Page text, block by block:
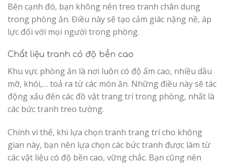
Bên cạnh đó, bạn không nên treo tranh chân dung
trong phòng ăn. Điều này sẽ tạo cảm giác nặng nề, áp
lực đối với mọi người trong phòng.
Chất liệu tranh có độ bền cao
Khu vực phòng ăn là nơi luôn có độ ẩm cao, nhiều dầu
mỡ, khói,… toả ra từ các món ăn. Những điều này sẽ tác
động xấu đến các đồ vật trang trí trong phòng, nhất là
các bức tranh treo tường.
Chính vì thế, khi lựa chọn tranh trang trí cho không
gian này, bạn nên lựa chọn các bức tranh được làm từ
các vật liệu có độ bền cao, vững chắc. Bạn cũng nên